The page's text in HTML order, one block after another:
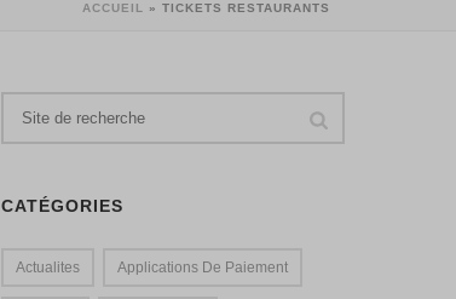
ACCUEIL » TICKETS RESTAURANTS
CATÉGORIES
Actualites Applications De Paiement